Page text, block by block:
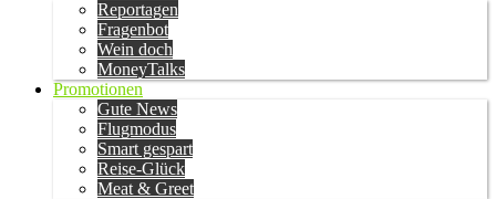
Reportagen
Fragenbot
Wein doch
MoneyTalks
Promotionen
Gute News
Flugmodus
Smart gespart
Reise-Glück
Meat & Greet